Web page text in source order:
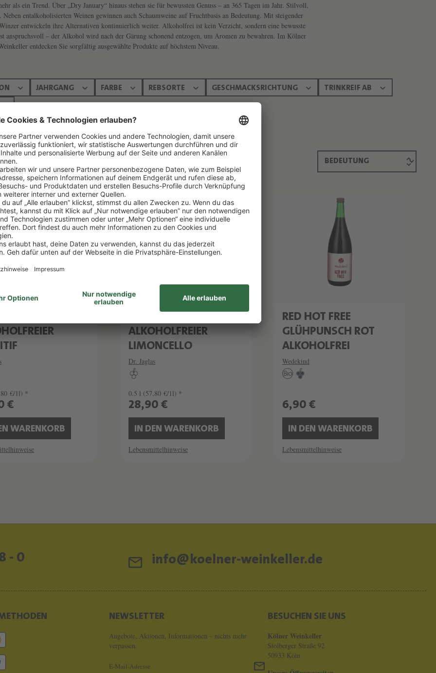
als ein Trend. Über „Dry January“ hinaus stehen sie für bewussten Genuss – an 365 Tagen im Jahr. Stilvoll,
entalkoholisierten Weinen gewinnen auch Schaumweine auf Fruchtbasis an Bedeutung. Mit steigender
entwickeln ihre Alternativen kontinuierlich weiter. Alkoholfrei ist kein Verzicht, sondern eine bewusste
anspruchsvoll – der Alkohol wird nach der Gärung schonend entzogen, um Aromen zu bewahren. Im Kölner
entdecken Sie sorgfältig ausgewählte Produkte auf höchstem Niveau.
JAHRGANG FARBE REBSORTE GESCHMACKSRICHTUNG TRINKREIF AB
€/1l) *
€
WARENKORB
ALKOHOLFREIER
LIMONCELLO
Dr. Jaglas
0.5 l (57,80 €/1l) *
28,90 €
IN DEN WARENKORB
Lebensmittelhinweise
RED HOT FREE
GLÜHPUNSCH ROT
ALKOHOLFREI
Wedekind
6,90 €
IN DEN WARENKORB
Lebensmittelhinweise
- 0 info@koelner-weinkeller.de
NEWSLETTER
Angebote, Aktionen, Informationen – nichts mehr
verpassen.
BESUCHEN SIE UNS
Kölner Weinkeller
Stolberger Straße 92
50933 Köln